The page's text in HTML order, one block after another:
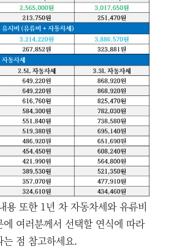
용 또한 1년 차 자동차세와 유류비
여러분께서 선택할 연식에 따라
점 참고하세요.